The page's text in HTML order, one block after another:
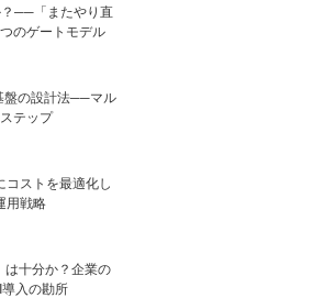
？──「またやり直
のゲートモデル
盤の設計法──マル
テップ
コストを最適化し
用戦略
は十分か？企業の
入の勘所